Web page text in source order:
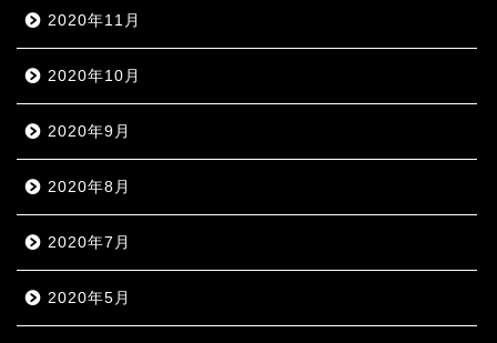
2020年11月
2020年10月
2020年9月
2020年8月
2020年7月
2020年5月